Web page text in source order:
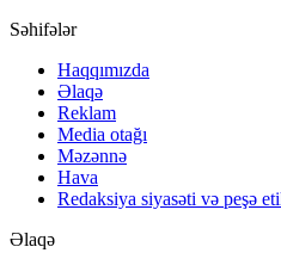
Səhifələr
Haqqımızda
Əlaqə
Reklam
Media otağı
Məzənnə
Hava
Redaksiya siyasəti və peşə
Əlaqə